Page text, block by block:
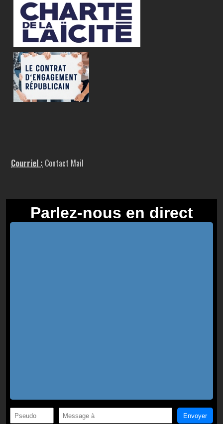
Courriel : Contact Mail